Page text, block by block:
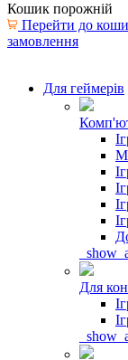
Кошик порожній
Перейти до
замовлення
Для геймерів
Для